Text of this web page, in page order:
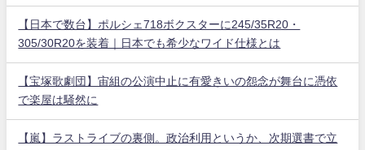
【日本で数台】ポルシェ718ボクスターに245/35R20・
305/30R20を装着｜日本でも希少なワイド仕様とは
【宝塚歌劇団】宙組の公演中止に有愛きいの怨念が舞台に憑依
で楽屋は騒然に
【嵐】ラストライブの裏側。政治利用というか、次期選書で立